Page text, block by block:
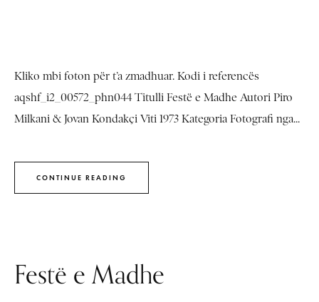
Kliko mbi foton për t’a zmadhuar. Kodi i referencës
aqshf_i2_00572_phn044 Titulli Festë e Madhe Autori Piro
Milkani & Jovan Kondakçi Viti 1973 Kategoria Fotografi nga...
CONTINUE READING
Festë e Madhe